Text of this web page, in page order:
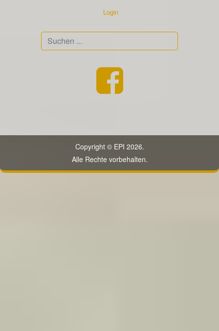
Login
Copyright © EPI 2026.
Alle Rechte vorbehalten.